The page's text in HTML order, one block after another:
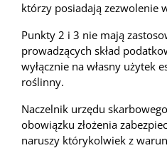
którzy posiadają zezwolenie
Punkty 2 i 3 nie mają
prowadzących skład
wyłącznie na własny użytek
roślinny.
Naczelnik urzędu
obowiązku złożenia
naruszy którykolwiek z